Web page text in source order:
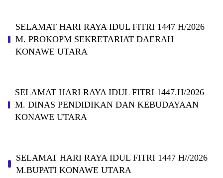
SELAMAT HARI RAYA IDUL FITRI 1447 H/2026
M. PROKOPM SEKRETARIAT DAERAH
KONAWE UTARA
SELAMAT HARI RAYA IDUL FITRI 1447.H/2026
M. DINAS PENDIDIKAN DAN KEBUDAYAAN
KONAWE UTARA
SELAMAT HARI RAYA IDUL FITRI 1447 H//2026
M.BUPATI KONAWE UTARA